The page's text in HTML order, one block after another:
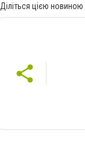
Діліться цією новиною